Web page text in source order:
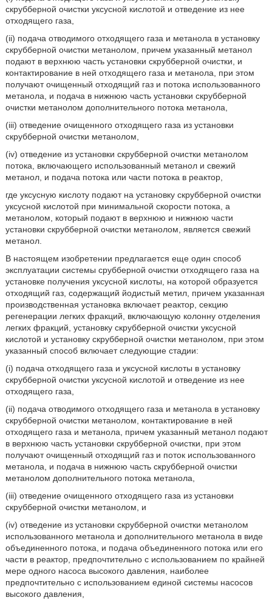
скрубберной очистки уксусной кислотой и отведение из нее
отходящего газа,
(ii) подача отводимого отходящего газа и метанола в установку
скрубберной очистки метанолом, причем указанный метанол
подают в верхнюю часть установки скрубберной очистки, и
контактирование в ней отходящего газа и метанола, при этом
получают очищенный отходящий газ и потока использованного
метанола, и подача в нижнюю часть установки скрубберной
очистки метанолом дополнительного потока метанола,
(iii) отведение очищенного отходящего газа из установки
скрубберной очистки метанолом,
(iv) отведение из установки скрубберной очистки метанолом
потока, включающего использованный метанол и свежий
метанол, и подача потока или части потока в реактор,
где уксусную кислоту подают на установку скрубберной очистки
уксусной кислотой при минимальной скорости потока, а
метанолом, который подают в верхнюю и нижнюю части
установки скрубберной очистки метанолом, является свежий
метанол.
В настоящем изобретении предлагается еще один способ
эксплуатации системы срубберной очистки отходящего газа на
установке получения уксусной кислоты, на которой образуется
отходящий газ, содержащий йодистый метил, причем указанная
производственная установка включает реактор, секцию
регенерации легких фракций, включающую колонну отделения
легких фракций, установку скрубберной очистки уксусной
кислотой и установку скрубберной очистки метанолом, при этом
указанный способ включает следующие стадии:
(i) подача отходящего газа и уксусной кислоты в установку
скрубберной очистки уксусной кислотой и отведение из нее
отходящего газа,
(ii) подача отводимого отходящего газа и метанола в установку
скрубберной очистки метанолом, контактирование в ней
отходящего газа и метанола, причем указанный метанол подают
в верхнюю часть установки скрубберной очистки, при этом
получают очищенный отходящий газ и поток использованного
метанола, и подача в нижнюю часть скрубберной очистки
метанолом дополнительного потока метанола,
(iii) отведение очищенного отходящего газа из установки
скрубберной очистки метанолом, и
(iv) отведение из установки скрубберной очистки метанолом
использованного метанола и дополнительного метанола в виде
объединенного потока, и подача объединенного потока или его
части в реактор, предпочтительно с использованием по крайней
мере одного насоса высокого давления, наиболее
предпочтительно с использованием единой системы насосов
высокого давления,